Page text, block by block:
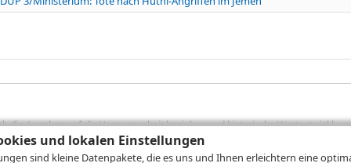
und lokalen Einstellungen
sind kleine Datenpakete, die es uns und Ihnen erleichtern eine
die Angaben auf die Vergangenheit beziehen und historische
handelt es sich stets um Bruttowertangaben. Bei
die beim Erwerb von Wertpapieren in der Regel anfallen, nicht